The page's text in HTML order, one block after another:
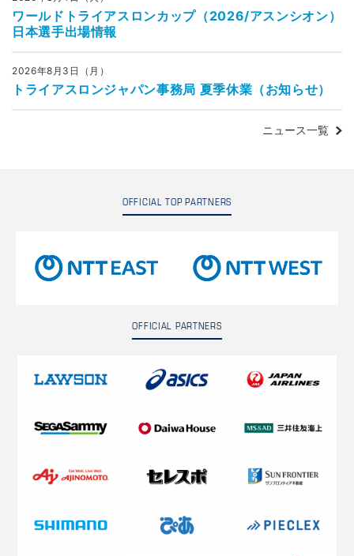
ワールドトライアスロンカップ（2026/アスンシオン）
日本選手出場情報
2026年8月3日（月）
トライアスロンジャパン事務局 夏季休業（お知らせ）
ニュース一覧
OFFICIAL TOP PARTNERS
OFFICIAL PARTNERS